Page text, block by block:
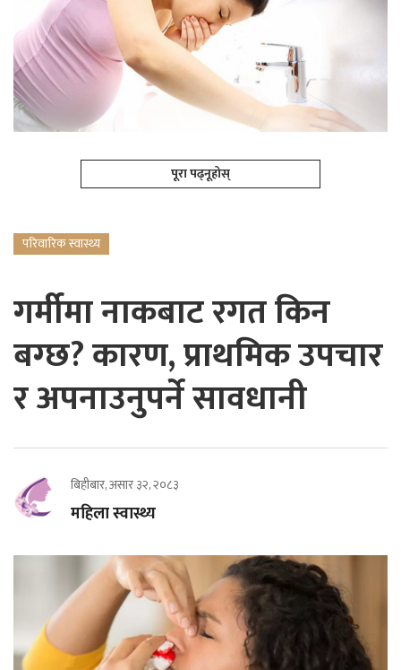
पूरा पढ्नूहोस्
परिवारिक स्वास्थ्य
गर्मीमा नाकबाट रगत किन
बग्छ? कारण, प्राथमिक उपचार
र अपनाउनुपर्ने सावधानी
बिहीबार, असार ३२, २०८३
महिला स्वास्थ्य